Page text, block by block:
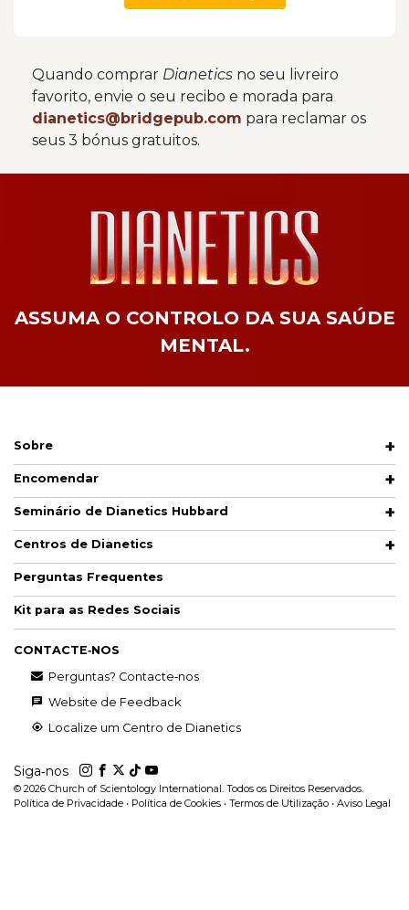
Quando comprar Dianetics no seu livreiro
favorito, envie o seu recibo e morada para
dianetics@bridgepub.com para reclamar os
seus 3 bónus gratuitos.
ASSUMA O CONTROLO DA SUA SAÚDE
MENTAL.
Sobre
Encomendar
Seminário de Dianetics Hubbard
Centros de Dianetics
Perguntas Frequentes
Kit para as Redes Sociais
CONTACTE‑NOS
Perguntas? Contacte‑nos
Website de Feedback
Localize um Centro de Dianetics
Siga‑nos
© 2026 Church of Scientology International. Todos os Direitos Reservados.
Política de Privacidade • Política de Cookies • Termos de Utilização • Aviso Legal